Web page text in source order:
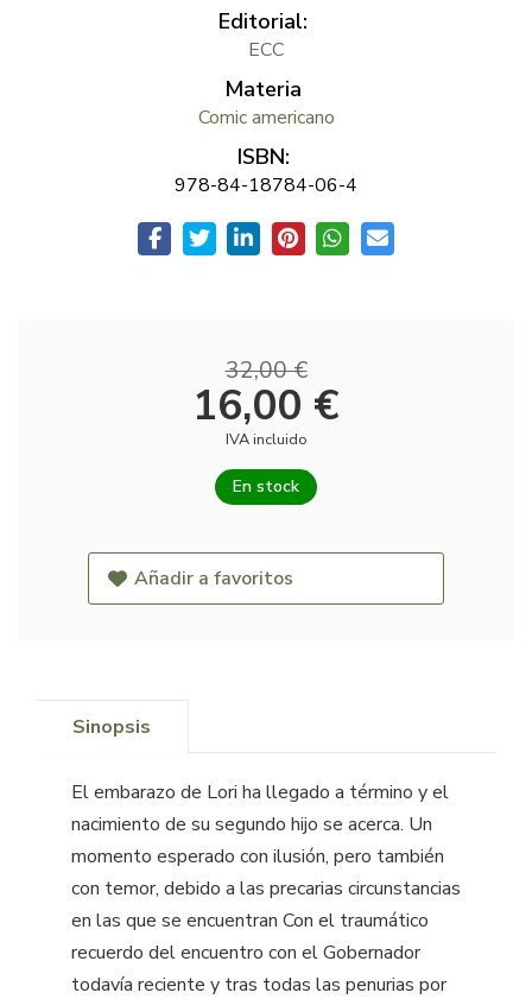
Editorial:
ECC
Materia
Comic americano
ISBN:
978-84-18784-06-4
32,00 €
16,00 €
IVA incluido
En stock
Añadir a favoritos
Sinopsis
El embarazo de Lori ha llegado a término y el
nacimiento de su segundo hijo se acerca. Un
momento esperado con ilusión, pero también
con temor, debido a las precarias circunstancias
en las que se encuentran Con el traumático
recuerdo del encuentro con el Gobernador
todavía reciente y tras todas las penurias por